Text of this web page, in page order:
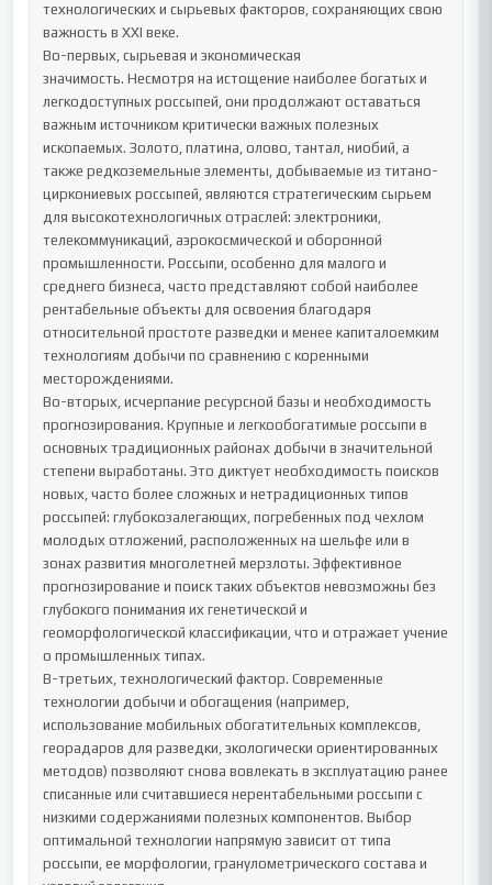
технологических и сырьевых факторов, сохраняющих свою
важность в XXI веке.
Во-первых, сырьевая и экономическая
значимость. Несмотря на истощение наиболее богатых и
легкодоступных россыпей, они продолжают оставаться
важным источником критически важных полезных
ископаемых. Золото, платина, олово, тантал, ниобий, а
также редкоземельные элементы, добываемые из титано-
циркониевых россыпей, являются стратегическим сырьем
для высокотехнологичных отраслей: электроники,
телекоммуникаций, аэрокосмической и оборонной
промышленности. Россыпи, особенно для малого и
среднего бизнеса, часто представляют собой наиболее
рентабельные объекты для освоения благодаря
относительной простоте разведки и менее капиталоемким
технологиям добычи по сравнению с коренными
месторождениями.
Во-вторых, исчерпание ресурсной базы и необходимость
прогнозирования. Крупные и легкообогатимые россыпи в
основных традиционных районах добычи в значительной
степени выработаны. Это диктует необходимость поисков
новых, часто более сложных и нетрадиционных типов
россыпей: глубокозалегающих, погребенных под чехлом
молодых отложений, расположенных на шельфе или в
зонах развития многолетней мерзлоты. Эффективное
прогнозирование и поиск таких объектов невозможны без
глубокого понимания их генетической и
геоморфологической классификации, что и отражает учение
о промышленных типах.
В-третьих, технологический фактор. Современные
технологии добычи и обогащения (например,
использование мобильных обогатительных комплексов,
георадаров для разведки, экологически ориентированных
методов) позволяют снова вовлекать в эксплуатацию ранее
списанные или считавшиеся нерентабельными россыпи с
низкими содержаниями полезных компонентов. Выбор
оптимальной технологии напрямую зависит от типа
россыпи, ее морфологии, гранулометрического состава и